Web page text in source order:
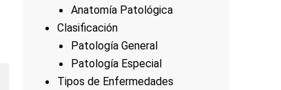
Anatomía Patológica
Clasificación
Patología General
Patología Especial
Tipos de Enfermedades